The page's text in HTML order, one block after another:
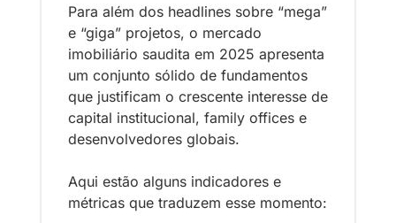
Para além dos headlines sobre “mega”
e “giga” projetos, o mercado
imobiliário saudita em 2025 apresenta
um conjunto sólido de fundamentos
que justificam o crescente interesse de
capital institucional, family offices e
desenvolvedores globais.
Aqui estão alguns indicadores e
métricas que traduzem esse momento: